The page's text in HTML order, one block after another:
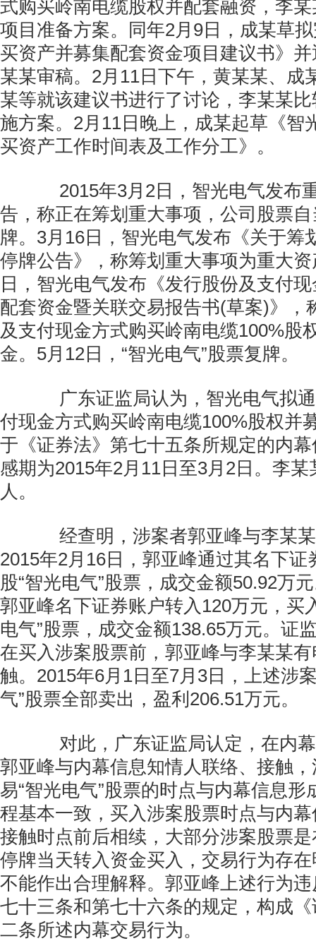
式购买岭南电缆股权并配套融资，李
项目准备方案。同年2月9日，成某草
买资产并募集配套资金项目建议书》
某某审稿。2月11日下午，黄某某、成
某等就该建议书进行了讨论，李某某
施方案。2月11日晚上，成某起草《智
买资产工作时间表及工作分工》。
2015年3月2日，智光电气发布
告，称正在筹划重大事项，公司股票
牌。3月16日，智光电气发布《关于筹
停牌公告》，称筹划重大事项为重大
日，智光电气发布《发行股份及支付
配套资金暨关联交易报告书(草案)》，
及支付现金方式购买岭南电缆100%股
金。5月12日，“智光电气”股票复牌。
广东证监局认为，智光电气拟通
付现金方式购买岭南电缆100%股权并
于《证券法》第七十五条所规定的内
感期为2015年2月11日至3月2日。李
人。
经查明，涉案者郭亚峰与李某某
2015年2月16日，郭亚峰通过其名下证
股“智光电气”股票，成交金额50.92万
郭亚峰名下证券账户转入120万元，买
电气”股票，成交金额138.65万元。证
在买入涉案股票前，郭亚峰与李某某
触。2015年6月1日至7月3日，上述涉
气”股票全部卖出，盈利206.51万元。
对此，广东证监局认定，在内幕
郭亚峰与内幕信息知情人联络、接触
易“智光电气”股票的时点与内幕信息形
程基本一致，买入涉案股票时点与内
接触时点前后相续，大部分涉案股票是
停牌当天转入资金买入，交易行为存
不能作出合理解释。郭亚峰上述行为
七十三条和第七十六条的规定，构成
二条所述内幕交易行为。